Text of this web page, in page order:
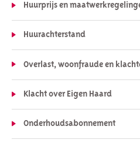
Huurprijs en
Huurachterstand
Overlast, woonfraude en
Klacht over Eigen Haard
Onderhoudsabonnement